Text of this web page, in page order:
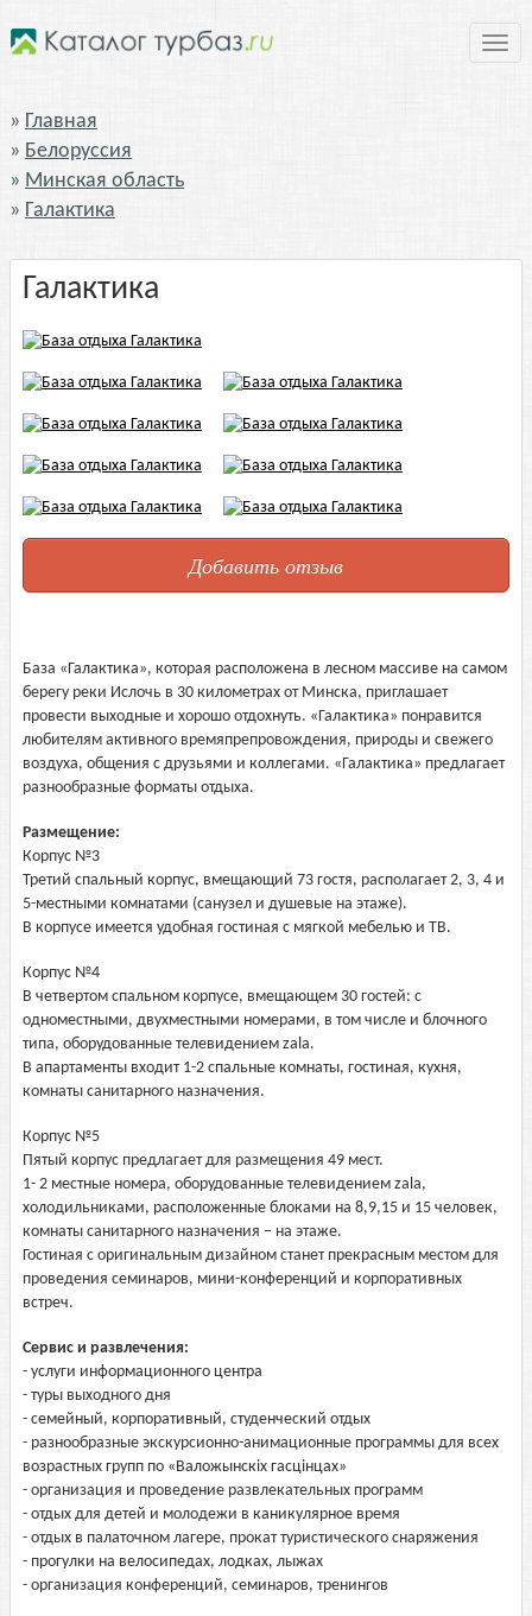
Главная
Белоруссия
Минская область
Галактика
Галактика
Добавить отзыв
База «Галактика», которая расположена в лесном массиве на самом
берегу реки Ислочь в 30 километрах от Минска, приглашает
провести выходные и хорошо отдохнуть. «Галактика» понравится
любителям активного времяпрепровождения, природы и свежего
воздуха, общения с друзьями и коллегами. «Галактика» предлагает
разнообразные форматы отдыха.
Размещение:
Корпус №3
Третий спальный корпус, вмещающий 73 гостя, располагает 2, 3, 4 и
5-местными комнатами (санузел и душевые на этаже).
В корпусе имеется удобная гостиная с мягкой мебелью и ТВ.
Корпус №4
В четвертом спальном корпусе, вмещающем 30 гостей: с
одноместными, двухместными номерами, в том числе и блочного
типа, оборудованные телевидением zala.
В апартаменты входит 1-2 спальные комнаты, гостиная, кухня,
комнаты санитарного назначения.
Корпус №5
Пятый корпус предлагает для размещения 49 мест.
1- 2 местные номера, оборудованные телевидением zala,
холодильниками, расположенные блоками на 8,9,15 и 15 человек,
комнаты санитарного назначения – на этаже.
Гостиная с оригинальным дизайном станет прекрасным местом для
проведения семинаров, мини-конференций и корпоративных
встреч.
Сервис и развлечения:
- услуги информационного центра
- туры выходного дня
- семейный, корпоративный, студенческий отдых
- разнообразные экскурсионно-анимационные программы для всех
возрастных групп по «Валожынскiх гасцiнцах»
- организация и проведение развлекательных программ
- отдых для детей и молодежи в каникулярное время
- отдых в палаточном лагере, прокат туристического снаряжения
- прогулки на велосипедах, лодках, лыжах
- организация конференций, семинаров, тренингов